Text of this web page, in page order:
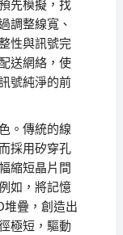
先模擬，找
調整線寬、
性與訊號完
送網絡，使
號純淨的前
。傳統的線
採用矽穿孔
縮短晶片間
如，將記憶
堆疊，創造出
極短，驅動